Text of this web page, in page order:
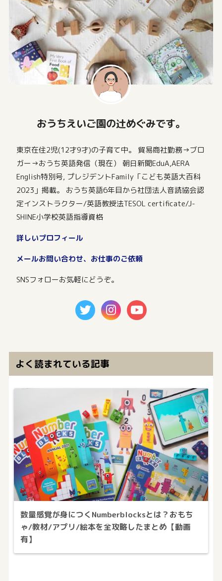
おうちえいご園の辻めぐみです。
東京在住2児(12才9才)の子育て中。 貿易商社勤務→ブロ
ガー→おうち英語発信（現在） 朝日新聞EduA,AERA
English特別号, プレジデントFamily「こども英語大百科
2023」掲載。 おうち英語6年目から社団法人音読協会認
定インストラクター/英語教授法TESOL certificate/J-
SHINE小学校英語指導資格
詳しいプロフィール
メールお問い合わせ、お仕事のご依頼
SNSフォローお気軽にどうぞ。
よく読まれている記事
数量感覚が身につくNumberblocksとは？おもち
ゃ/教材/アプリ/絵本を全攻略したまとめ【動画
有】